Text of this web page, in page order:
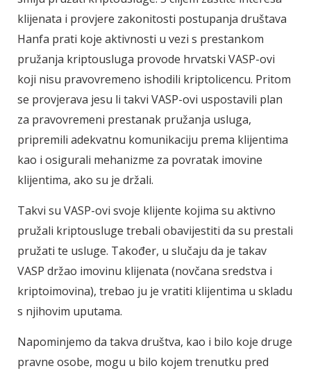
klijenata i provjere zakonitosti postupanja društava
Hanfa prati koje aktivnosti u vezi s prestankom
pružanja kriptousluga provode hrvatski VASP-ovi
koji nisu pravovremeno ishodili kriptolicencu. Pritom
se provjerava jesu li takvi VASP-ovi uspostavili plan
za pravovremeni prestanak pružanja usluga,
pripremili adekvatnu komunikaciju prema klijentima
kao i osigurali mehanizme za povratak imovine
klijentima, ako su je držali.
Takvi su VASP-ovi svoje klijente kojima su aktivno
pružali kriptousluge trebali obavijestiti da su prestali
pružati te usluge. Također, u slučaju da je takav
VASP držao imovinu klijenata (novčana sredstva i
kriptoimovina), trebao ju je vratiti klijentima u skladu
s njihovim uputama.
Napominjemo da takva društva, kao i bilo koje druge
pravne osobe, mogu u bilo kojem trenutku pred